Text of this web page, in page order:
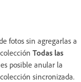
fotos sin agregarlas a
Todas las
posible anular la
sincronizada.